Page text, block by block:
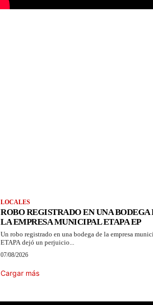
LOCALES
ROBO REGISTRADO EN UNA BODEGA
LA EMPRESA MUNICIPAL ETAPA EP
Un robo registrado en una bodega de la empresa
ETAPA dejó un perjuicio...
07/08/2026
Cargar más